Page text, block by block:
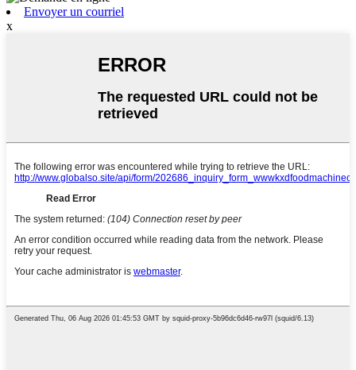
Envoyer un courriel
x